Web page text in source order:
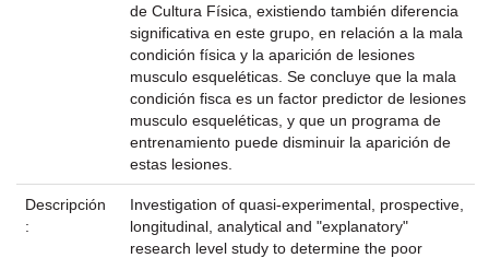
de Cultura Física, existiendo también diferencia
significativa en este grupo, en relación a la mala
condición física y la aparición de lesiones
musculo esqueléticas. Se concluye que la mala
condición fisca es un factor predictor de lesiones
musculo esqueléticas, y que un programa de
entrenamiento puede disminuir la aparición de
estas lesiones.
Descripción
:
Investigation of quasi-experimental, prospective,
longitudinal, analytical and "explanatory"
research level study to determine the poor